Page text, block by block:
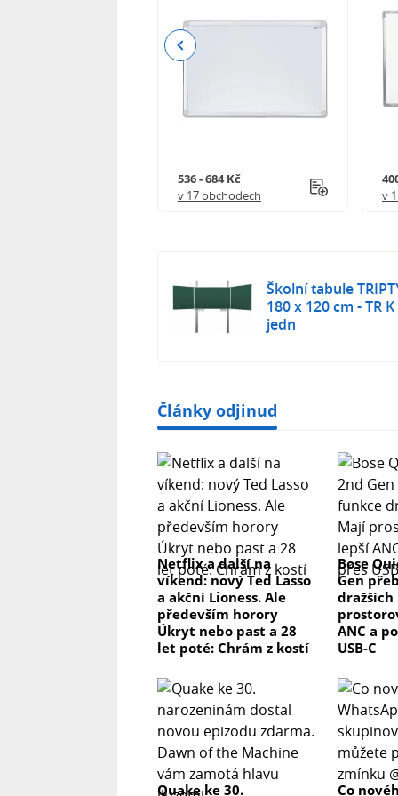
536 - 684 Kč
v 17 obchodech
v
Previous
Školní tabule
180 x 120 cm - TR
jedn
Články odjinud
Netflix a další na
víkend: nový Ted Lasso
a akční Lioness. Ale
především horory
Úkryt nebo past a 28
let poté: Chrám z kostí
Bose
Gen
ANC a
USB-C
Quake ke 30. Co